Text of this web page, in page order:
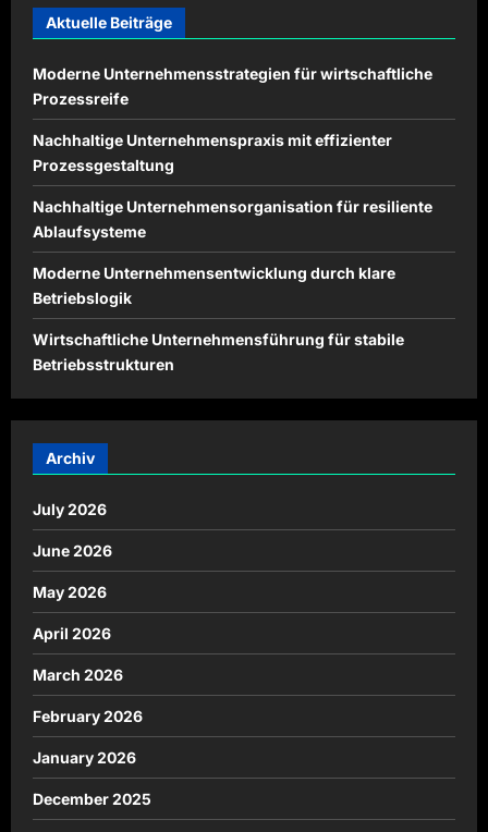
Aktuelle Beiträge
Moderne Unternehmensstrategien für wirtschaftliche
Prozessreife
Nachhaltige Unternehmenspraxis mit effizienter
Prozessgestaltung
Nachhaltige Unternehmensorganisation für resiliente
Ablaufsysteme
Moderne Unternehmensentwicklung durch klare
Betriebslogik
Wirtschaftliche Unternehmensführung für stabile
Betriebsstrukturen
Archiv
July 2026
June 2026
May 2026
April 2026
March 2026
February 2026
January 2026
December 2025